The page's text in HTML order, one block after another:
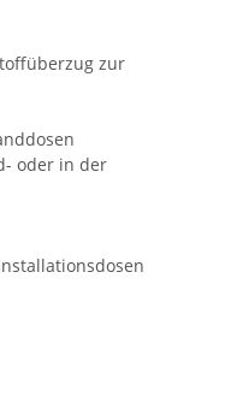
zur
oder in der